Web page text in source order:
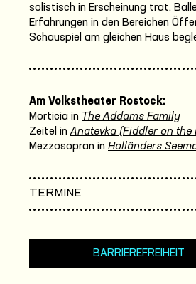
solistisch in Erscheinung trat.
Erfahrungen in den Bereichen
Schauspiel am gleichen Haus
Am Volkstheater Rostock:
Morticia in The Addams Family
Zeitel in Anatevka (Fiddler on the
Mezzosopran in Holländers
TERMINE
BARRIEREFREIHEIT